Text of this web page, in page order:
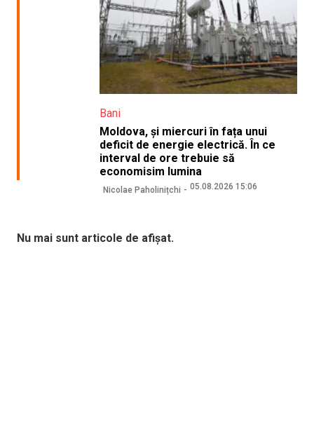
Bani
Moldova, și miercuri în fața unui
deficit de energie electrică. În ce
interval de ore trebuie să
economisim lumina
Nicolae Paholinițchi 05.08.2026 15:06
Nu mai sunt articole de afișat.